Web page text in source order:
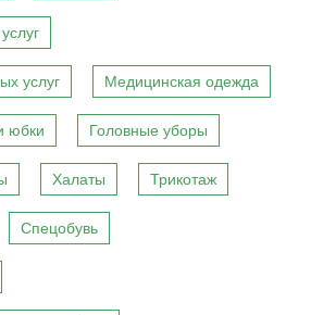
услуг Медицинская одежда
юбки Головные уборы
Халаты Трикотаж
Спецобувь